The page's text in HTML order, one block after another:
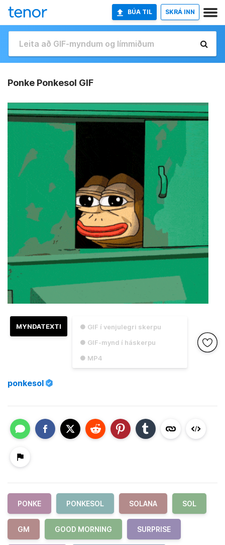
BÚA TIL SKRÁ INN
Ponke Ponkesol GIF
● GIF í venjulegri skerpu
● GIF-mynd í háskerpu
● MP4
MYNDATEXTI
ponkesol
PONKE PONKESOL SOLANA SOL
GM GOOD MORNING SURPRISE